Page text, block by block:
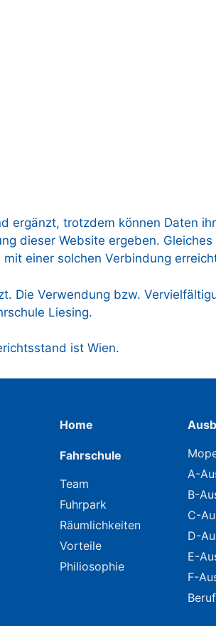
ergänzt, trotzdem können Daten
dieser Website ergeben.
einer solchen Verbindung
Die Verwendung bzw.
Liesing.
ist Wien.
Home
Fahrschule
Team
Fuhrpark
Räumlichkeiten
Vorteile
Philiosophie
A-
B-
C-
D-
E-
F-